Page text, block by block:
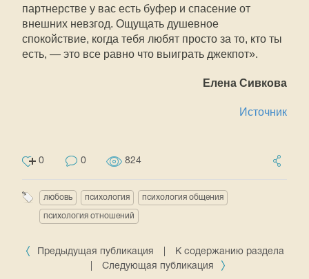
партнерстве у вас есть буфер и спасение от
внешних невзгод. Ощущать душевное
спокойствие, когда тебя любят просто за то, кто ты
есть, — это все равно что выиграть джекпот».
Елена Сивкова
Источник
0 0 824
любовь психология психология общения
психология отношений
Предыдущая публикация
К содержанию раздела
Следующая публикация